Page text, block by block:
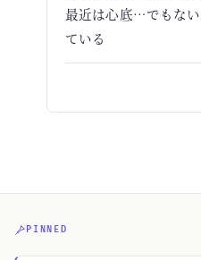
最近は心底…でもな
ている
PINNED